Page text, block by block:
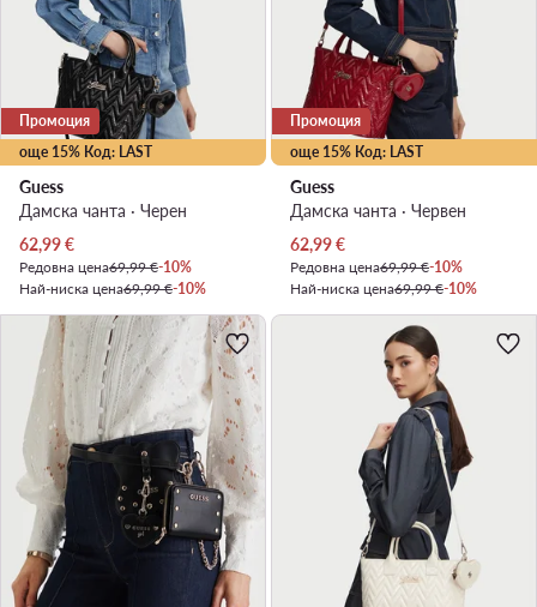
още 15% Код: LAST
Промоция
Guess
Дамска чанта · Черен
Актуална цена
62,99€
Редовна цена69,99 €-10%
Най-ниска цена69,99 €-10%
още 15% Код: LAST
Промоция
Guess
Дамска чанта · Червен
Актуална цена
62,99€
Редовна цена69,99 €-10%
Най-ниска цена69,99 €-10%